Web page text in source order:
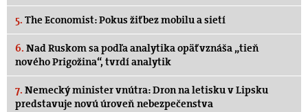
5. The Economist: Pokus žiť bez mobilu a sietí
6. Nad Ruskom sa podľa analytika opäť vznáša „tieň
nového Prigožina“, tvrdí analytik
7. Nemecký minister vnútra: Dron na letisku v Lipsku
predstavuje novú úroveň nebezpečenstva